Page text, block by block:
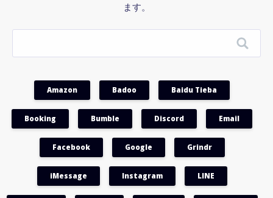
ます。
Amazon Badoo Baidu Tieba
Booking Bumble Discord Email
Facebook Google Grindr
iMessage Instagram LINE